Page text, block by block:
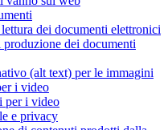
dei documenti elettronici
dei documenti
(alt text) per le immagini
i video
per i video
e privacy